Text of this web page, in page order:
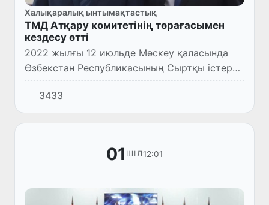
Халықаралық ынтымақтастық
ТМД Атқару комитетінің төрағасымен
кездесу өтті
2022 жылғы 12 июльде Мәскеу қаласында
Өзбекстан Республикасының Сыртқы істер
министрі міндетін атқарушы Владимир
Норов басшылығындағы делегация Тәуелсіз
Мемлекеттер Достастығы Атқ...
3433
01 ШІЛ12:01